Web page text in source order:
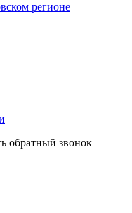
регионе
обратный звонок